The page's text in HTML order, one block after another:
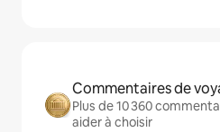
Commentaires de
Plus de 10 360
aider à choisir